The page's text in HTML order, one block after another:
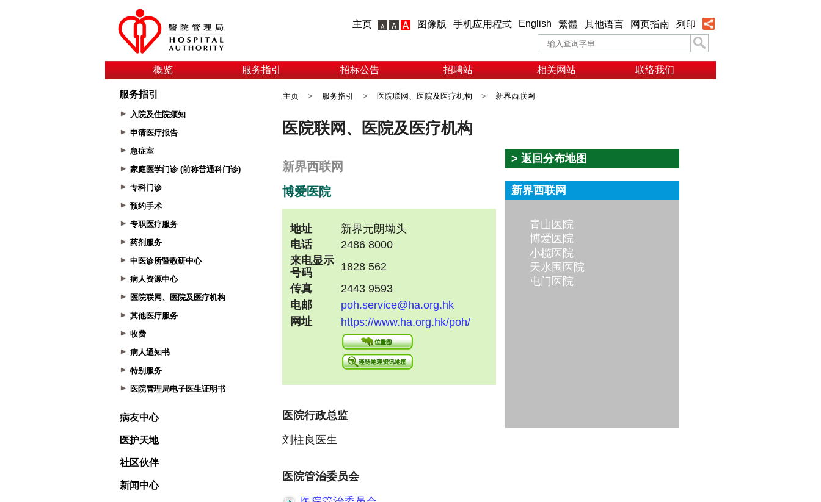
主页 图像版 手机应用程式 English 繁體 其他语言 网页指南 列印
概览 服务指引 招标公告 招聘站 相关网站 联络我们
服务指引
入院及住院须知
申请医疗报告
急症室
家庭医学门诊 (前称普通科门诊)
专科门诊
预约手术
专职医疗服务
药剂服务
中医诊所暨教研中心
病人资源中心
医院联网、医院及医疗机构
其他医疗服务
收费
病人通知书
特别服务
医院管理局电子医生证明书
病友中心
医护天地
社区伙伴
新闻中心
主页 > 服务指引 > 医院联网、医院及医疗机构 > 新界西联网